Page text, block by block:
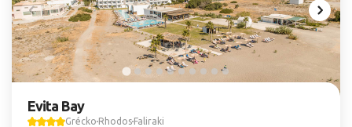
Evita Bay
Grécko Rhodos Faliraki